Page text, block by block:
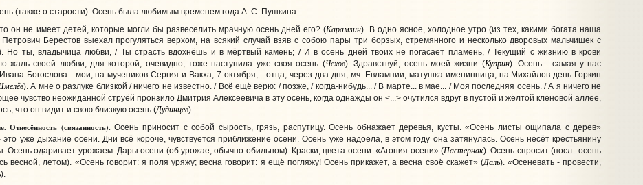
(также о старости). Осень была любимым временем года А. С. Пушкина.
он не имеет детей, которые могли бы развеселить мрачную осень дней его? (Карамзин). В одно ясное, холодное утро (из тех, какими богата наша
Берестов выехал прогуляться верхом, на всякий случай взяв с собою пары три борзых, стремянного и несколько дворовых мальчишек с
Но ты, владычица любви, / Ты страсть вдохнёшь и в мёртвый камень; / И в осень дней твоих не погасает пламень, / Текущий с жизнию в крови
жаль своей любви, для которой, очевидно, тоже наступила уже своя осень (Чехов). Здравствуй, осень моей жизни (Куприн). Осень - самая у нас
Богослова - мои, на мучеников Сергия и Вакха, 7 октября, - отца; через два дня, мч. Евлампии, матушка именинница, на Михайлов день Горкин
). А мне о разлуке близкой / ничего не известно. / Всё ещё верю: / позже, / когда-нибудь... / В марте... в мае... / Моя последняя осень. / А я ничего не
чувство неожиданной струёй пронзило Дмитрия Алексеевича в эту осень, когда однажды он <...> очутился вдруг в пустой и жёлтой кленовой аллее,
что он видит и свою близкую осень (Дудинцев).
Отнесённость (связанность).Осень приносит с собой сырость, грязь, распутицу. Осень обнажает деревья, кусты. «Осень листы ощипала с дерев»
уже дыхание осени. Дни всё короче, чувствуется приближение осени. Осень уже надоела, в этом году она затянулась. Осень несёт крестьянину
Осень одаривает урожаем. Дары осени (об урожае, обычно обильном). Краски, цвета осени. «Агония осени» (Пастернак). Осень спросит (посл.: осень
весной, летом). «Осень говорит: я поля уряжу; весна говорит: я ещё погляжу! Осень прикажет, а весна своё скажет» (Даль). «Осеневать - провести,
).